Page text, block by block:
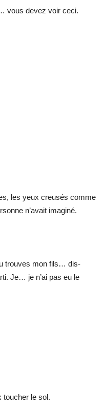
vous devez voir ceci.
les yeux creusés comme
n’avait imaginé.
trouves mon fils… dis-
Je… je n’ai pas eu le
toucher le sol.